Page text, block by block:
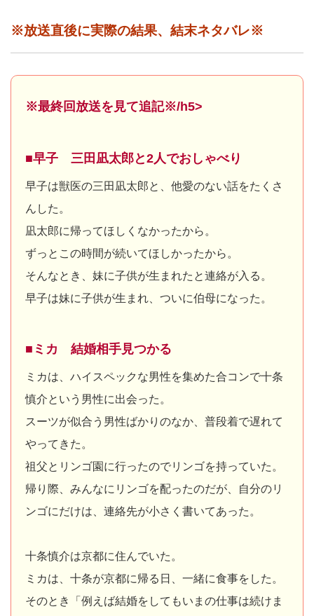
※放送直後に実際の結果、結末ネタバレ※
※最終回放送を見て追記※/h5>
■早子 三田凪太郎と2人でおしゃべり
早子は獣医の三田凪太郎と、他愛のない話をたくさ
んした。
凪太郎に帰ってほしくなかったから。
ずっとこの時間が続いてほしかったから。
そんなとき、妹に子供が生まれたと連絡が入る。
早子は妹に子供が生まれ、ついに伯母になった。
■ミカ 結婚相手見つかる
ミカは、ハイスペックな男性を集めた合コンで十条
慎介という男性に出会った。
スーツが似合う男性ばかりのなか、普段着で遅れて
やってきた。
祖父とリンゴ園に行ったのでリンゴを持っていた。
帰り際、みんなにリンゴを配ったのだが、自分のリ
ンゴにだけは、連絡先が小さく書いてあった。
十条慎介は京都に住んでいた。
ミカは、十条が京都に帰る日、一緒に食事をした。
そのとき「例えば結婚をしてもいまの仕事は続けま